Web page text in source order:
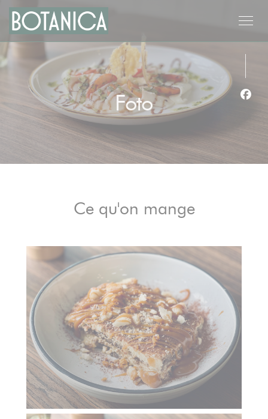
Personalizzazione delle tue scelte sui cookie
Foto
Ce qu'on mange